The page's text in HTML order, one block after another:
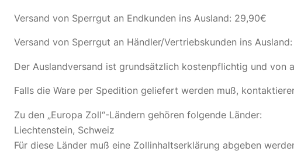
Versand von Sperrgut an Endkunden ins Ausland: 29,90€
Versand von Sperrgut an Händler/Vertriebskunden ins
Der Auslandversand ist grundsätzlich kostenpflichtig und von
Falls die Ware per Spedition geliefert werden muß,
Zu den „Europa Zoll“-Ländern gehören folgende Länder:
Liechtenstein, Schweiz
Für diese Länder muß eine Zollinhaltserklärung abgeben